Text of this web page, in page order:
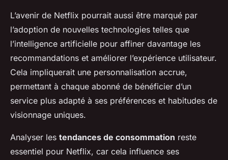
L’avenir de Netflix pourrait aussi être marqué par
l’adoption de nouvelles technologies telles que
l’intelligence artificielle pour affiner davantage les
recommandations et améliorer l’expérience utilisateur.
Cela impliquerait une personnalisation accrue,
permettant à chaque abonné de bénéficier d’un
service plus adapté à ses préférences et habitudes de
visionnage uniques.
Analyser les tendances de consommation reste
essentiel pour Netflix, car cela influence ses